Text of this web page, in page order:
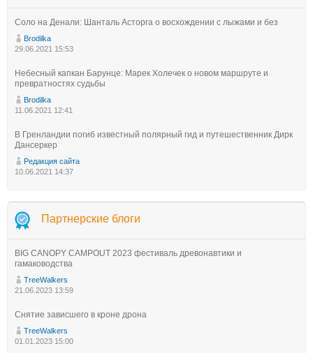
Соло на Денали: Шанталь Асторга о восхождении с лыжами и без
Brodilka
29.06.2021 15:53
Небесный капкан Барунце: Марек Холечек о новом маршруте и
превратностях судьбы
Brodilka
11.06.2021 12:41
В Гренландии погиб известный полярный гид и путешественник Дирк
Дансеркер
Редакция сайта
10.06.2021 14:37
Партнерские блоги
BIG CANOPY CAMPOUT 2023 фестиваль древонавтики и
гамаководства
TreeWalkers
21.06.2023 13:59
Снятие зависшего в кроне дрона
TreeWalkers
01.01.2023 15:00